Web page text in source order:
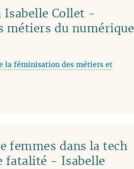
Isabelle Collet -
métiers du numérique
la féminisation des métiers et
femmes dans la tech
fatalité - Isabelle